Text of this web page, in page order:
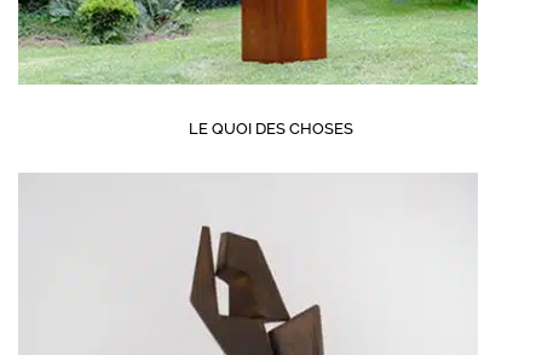
LE QUOI DES CHOSES